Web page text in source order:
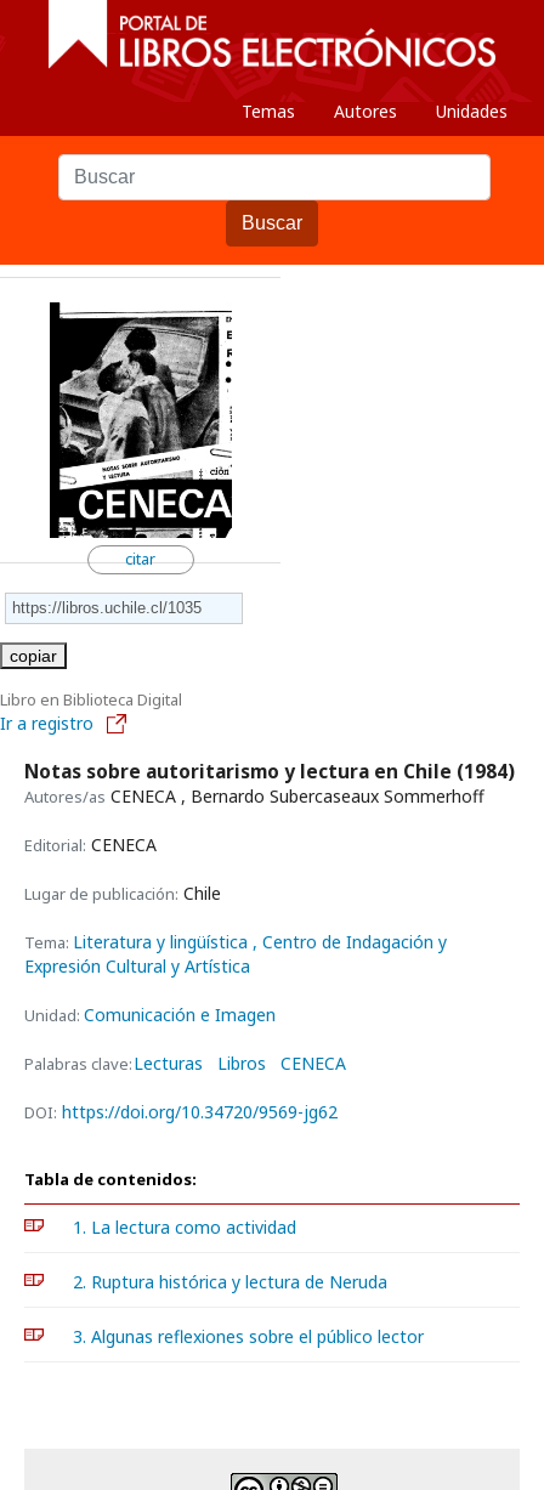
Temas Autores Unidades
Buscar
citar
copiar
Libro en Biblioteca Digital
Ir a registro
Notas sobre autoritarismo y lectura en Chile (1984)
Autores/as CENECA , Bernardo Subercaseaux Sommerhoff
Editorial: CENECA
Lugar de publicación: Chile
Tema: Literatura y lingüística , Centro de Indagación y
Expresión Cultural y Artística
Unidad: Comunicación e Imagen
Palabras clave:Lecturas Libros CENECA
DOI: https://doi.org/10.34720/9569-jg62
Tabla de contenidos:
1. La lectura como actividad
2. Ruptura histórica y lectura de Neruda
3. Algunas reflexiones sobre el público lector